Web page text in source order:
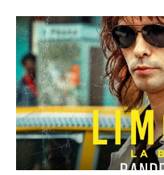
Ciné-
débats